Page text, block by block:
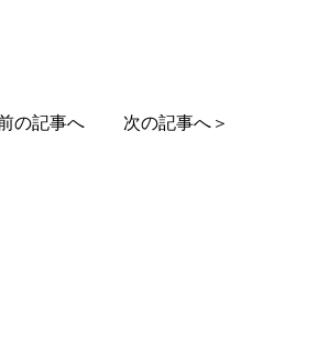
の記事へ 次の記事へ＞